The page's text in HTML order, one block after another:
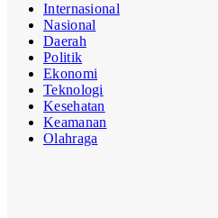
Internasional
Nasional
Daerah
Politik
Ekonomi
Teknologi
Kesehatan
Keamanan
Olahraga